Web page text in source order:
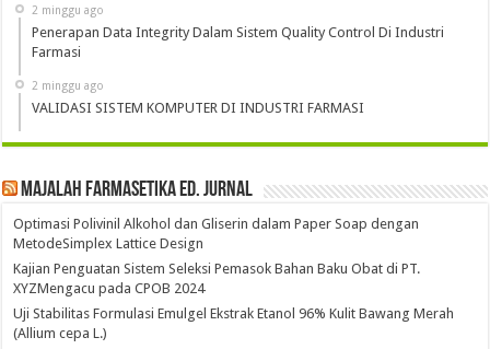
2 minggu ago
Penerapan Data Integrity Dalam Sistem Quality Control Di Industri
Farmasi
2 minggu ago
VALIDASI SISTEM KOMPUTER DI INDUSTRI FARMASI
Majalah Farmasetika Ed. Jurnal
Optimasi Polivinil Alkohol dan Gliserin dalam Paper Soap dengan
MetodeSimplex Lattice Design
Kajian Penguatan Sistem Seleksi Pemasok Bahan Baku Obat di PT.
XYZMengacu pada CPOB 2024
Uji Stabilitas Formulasi Emulgel Ekstrak Etanol 96% Kulit Bawang Merah
(Allium cepa L.)